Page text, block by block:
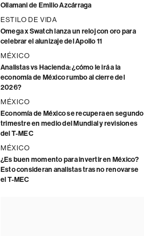
Ollamani de Emilio Azcárraga
ESTILO DE VIDA
Omega x Swatch lanza un reloj con oro para
celebrar el alunizaje del Apollo 11
MÉXICO
Analistas vs Hacienda: ¿cómo le irá a la
economía de México rumbo al cierre del
2026?
MÉXICO
Economía de México se recupera en segundo
trimestre en medio del Mundial y revisiones
del T-MEC
MÉXICO
¿Es buen momento para invertir en México?
Esto consideran analistas tras no renovarse
el T-MEC